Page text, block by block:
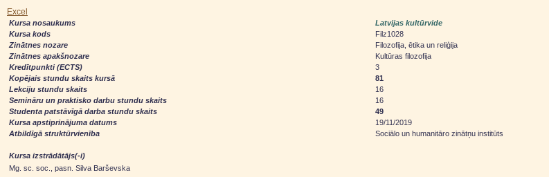
Excel
Kursa nosaukums
Latvijas kultūrvide
Kursa kods
Filz1028
Zinātnes nozare
Filozofija, ētika un reliģija
Zinātnes apakšnozare
Kultūras filozofija
Kredītpunkti (ECTS)
3
Kopējais stundu skaits kursā
81
Lekciju stundu skaits
16
Semināru un praktisko darbu stundu skaits
16
Studenta patstāvīgā darba stundu skaits
49
Kursa apstiprinājuma datums
19/11/2019
Atbildīgā struktūrvienība
Sociālo un humanitāro zinātņu institūts
Kursa izstrādātājs(-i)
Mg. sc. soc., pasn. Silva Barševska